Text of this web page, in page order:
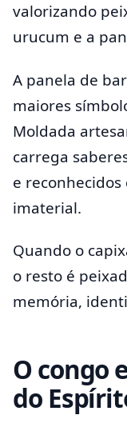
valorizando
urucum e a
A panela de
maiores
Moldada
carrega
e
imaterial.
Quando o
o resto é
memória,
O congo
do